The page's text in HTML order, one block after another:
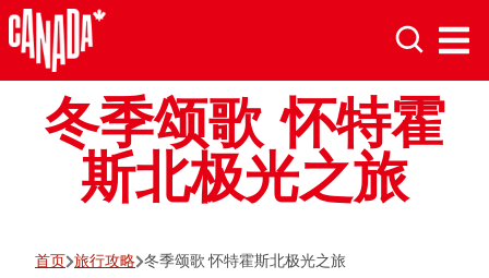
冬季颂歌 怀特霍
斯北极光之旅
首页 旅行攻略 冬季颂歌 怀特霍斯北极光之旅